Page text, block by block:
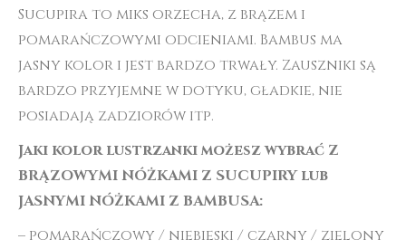
Sucupira to miks orzecha, z brązem i
pomarańczowymi odcieniami. Bambus ma
jasny kolor i jest bardzo trwały. Zauszniki są
bardzo przyjemne w dotyku, gładkie, nie
posiadają zadziorów itp.
Jaki kolor lustrzanki możesz wybrać Z
BRĄZOWYMI NÓŻKAMI Z SUCUPIRY lub
JASNYMI NÓŻKAMI Z BAMBUSA:
– pomarańczowy / niebieski / czarny / zielony